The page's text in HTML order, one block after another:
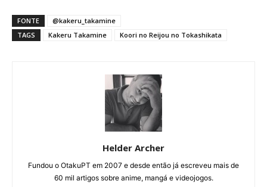
FONTE
@kakeru_takamine
TAGS
Kakeru Takamine Koori no Reijou no Tokashikata
Helder Archer
Fundou o OtakuPT em 2007 e desde então já escreveu mais de
60 mil artigos sobre anime, mangá e videojogos.